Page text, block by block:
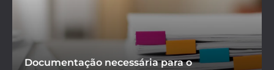
Documentação necessária para o